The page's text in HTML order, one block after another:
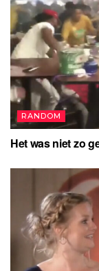
RANDOM
Het was niet zo